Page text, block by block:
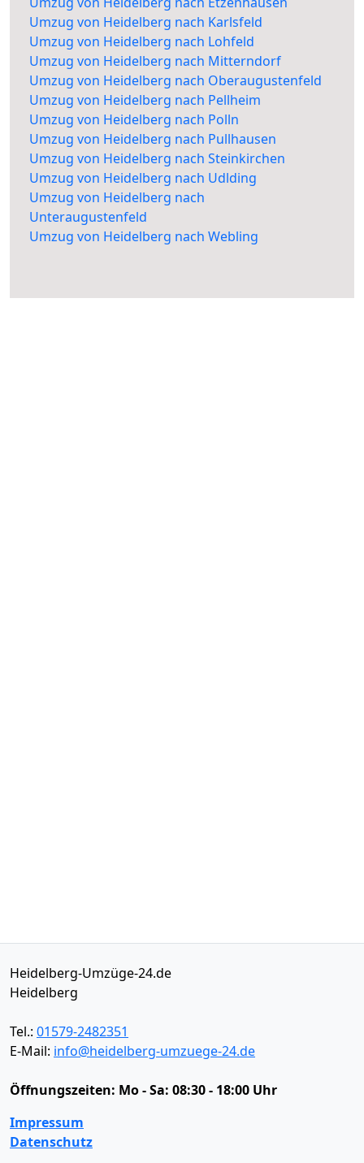
Umzug von Heidelberg nach Karlsfeld
Umzug von Heidelberg nach Lohfeld
Umzug von Heidelberg nach Mitterndorf
Umzug von Heidelberg nach Oberaugustenfeld
Umzug von Heidelberg nach Pellheim
Umzug von Heidelberg nach Polln
Umzug von Heidelberg nach Pullhausen
Umzug von Heidelberg nach Steinkirchen
Umzug von Heidelberg nach Udlding
Umzug von Heidelberg nach
Unteraugustenfeld
Umzug von Heidelberg nach Webling
Heidelberg-Umzüge-24.de
Heidelberg
Tel.: 01579-2482351
E-Mail: info@heidelberg-umzuege-24.de
Öffnungszeiten: Mo - Sa: 08:30 - 18:00 Uhr
Impressum
Datenschutz